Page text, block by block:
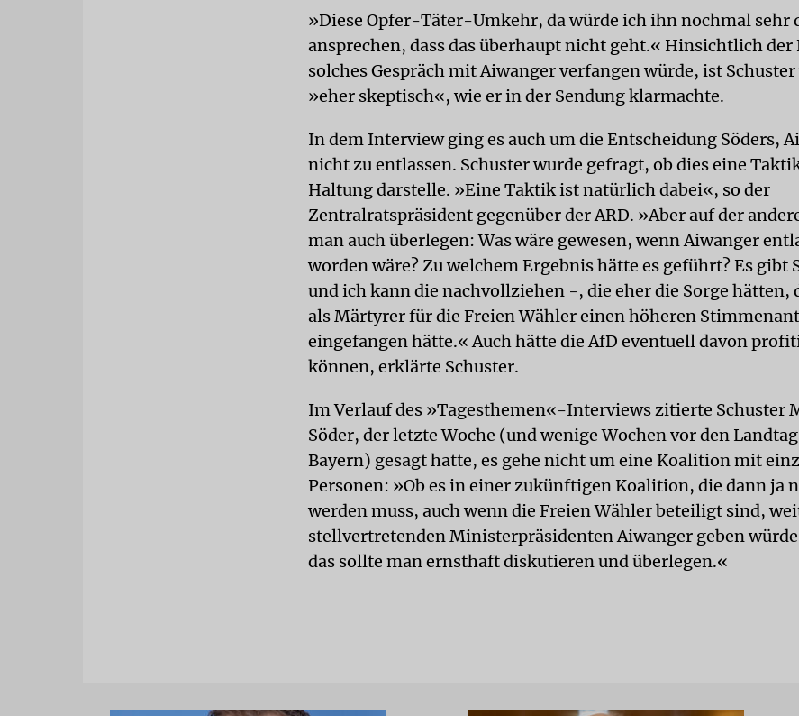
»Diese Opfer-Täter-Umkehr, da würde ich ihn nochmal sehr
ansprechen, dass das überhaupt nicht geht.« Hinsichtlich der
solches Gespräch mit Aiwanger verfangen würde, ist
»eher skeptisch«, wie er in der Sendung klarmachte.
In dem Interview ging es auch um die Entscheidung Söders,
nicht zu entlassen. Schuster wurde gefragt, ob dies eine
Haltung darstelle. »Eine Taktik ist natürlich dabei«, so der
Zentralratspräsident gegenüber der ARD. »Aber auf der
man auch überlegen: Was wäre gewesen, wenn Aiwanger
worden wäre? Zu welchem Ergebnis hätte es geführt? Es gibt
und ich kann die nachvollziehen -, die eher die Sorge hätten,
als Märtyrer für die Freien Wähler einen höheren
eingefangen hätte.« Auch hätte die AfD eventuell davon
können, erklärte Schuster.
Im Verlauf des »Tagesthemen«-Interviews zitierte Schuster
Söder, der letzte Woche (und wenige Wochen vor den
Bayern) gesagt hatte, es gehe nicht um eine Koalition mit
Personen: »Ob es in einer zukünftigen Koalition, die dann ja
werden muss, auch wenn die Freien Wähler beteiligt sind,
stellvertretenden Ministerpräsidenten Aiwanger geben
das sollte man ernsthaft diskutieren und überlegen.«